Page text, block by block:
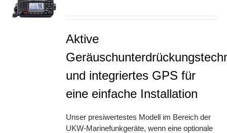
Aktive
und integriertes GPS für
eine einfache Installation
Unser presiwertestes Modell im Bereich der
UKW-Marinefunkgeräte, wenn eine optionale